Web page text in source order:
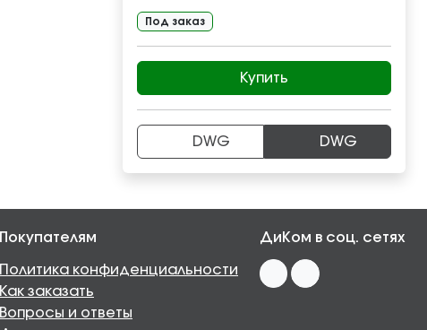
Под заказ
Купить
DWG DWG
Покупателям
Политика конфиденциальности
Как заказать
Вопросы и ответы
ДиКом в соц. сетях